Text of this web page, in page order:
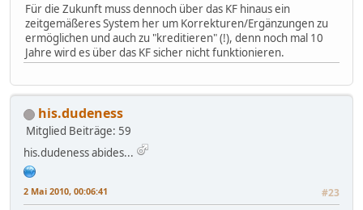
Für die Zukunft muss dennoch über das KF hinaus ein
zeitgemäßeres System her um Korrekturen/Ergänzungen zu
ermöglichen und auch zu "kreditieren" (!), denn noch mal 10
Jahre wird es über das KF sicher nicht funktionieren.
his.dudeness
Mitglied Beiträge: 59
his.dudeness abides...
2 Mai 2010, 00:06:41 #23